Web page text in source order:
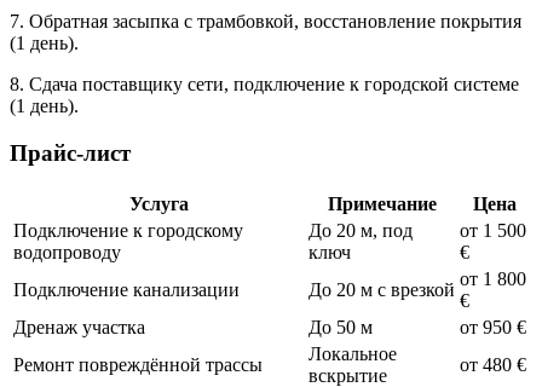
7. Обратная засыпка с трамбовкой, восстановление покрытия
(1 день).
8. Сдача поставщику сети, подключение к городской системе
(1 день).
Прайс-лист
Услуга Примечание
Цена
Подключение к городскому
водопроводу
До 20 м, под
ключ
от 1 500
€
Подключение канализации
До 20 м с врезкой
от 1 800
€
Дренаж участка
До 50 м
от 950 €
Ремонт повреждённой трассы
Локальное
вскрытие
от 480 €